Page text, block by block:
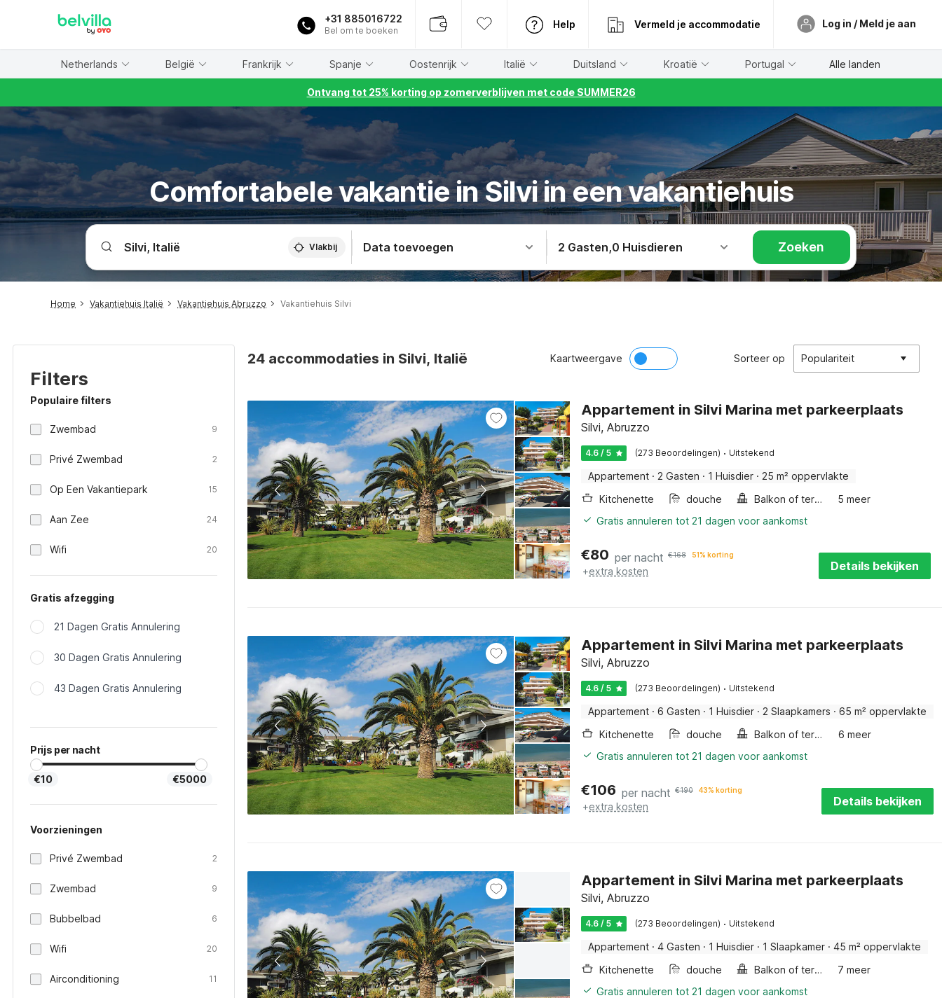
+31 885016722
Bel om te boeken
Help Vermeld je accommodatie Log in / Meld je aan
Netherlands België Frankrijk Spanje Oostenrijk Italië Duitsland Kroatië Portugal Alle landen
Ontvang tot 25% korting op zomerverblijven met code SUMMER26
Comfortabele vakantie in Silvi in een vakantiehuis
Vlakbij Data toevoegen 2 Gasten,0 Huisdieren Zoeken
Home Vakantiehuis Italië Vakantiehuis Abruzzo Vakantiehuis Silvi
Filters
Populaire filters
Zwembad 9
Privé Zwembad 2
Op Een Vakantiepark 15
Aan Zee 24
Wifi 20
Gratis afzegging
21 Dagen Gratis Annulering
30 Dagen Gratis Annulering
43 Dagen Gratis Annulering
Prijs per nacht
€10 €5000
Voorzieningen
Privé Zwembad 2
Zwembad 9
Bubbelbad 6
Wifi 20
Airconditioning 11
24 accommodaties in Silvi, Italië Kaartweergave Sorteer op Populariteit
Appartement in Silvi Marina met parkeerplaats
Silvi, Abruzzo
4.6 / 5 (273 Beoordelingen) · Uitstekend
Appartement · 2 Gasten · 1 Huisdier · 25 m² oppervlakte
Kitchenette
douche Balkon of terras
5 meer
Gratis annuleren tot 21 dagen voor aankomst
€80 per nacht €168 51% korting
+extra kosten Details bekijken
Appartement in Silvi Marina met parkeerplaats
Silvi, Abruzzo
4.6 / 5 (273 Beoordelingen) · Uitstekend
Appartement · 6 Gasten · 1 Huisdier · 2 Slaapkamers · 65 m² oppervlakte
Kitchenette
douche Balkon of terras
6 meer
Gratis annuleren tot 21 dagen voor aankomst
€106 per nacht €190 43% korting
+extra kosten Details bekijken
Appartement in Silvi Marina met parkeerplaats
Silvi, Abruzzo
4.6 / 5 (273 Beoordelingen) · Uitstekend
Appartement · 4 Gasten · 1 Huisdier · 1 Slaapkamer · 45 m² oppervlakte
Kitchenette
douche Balkon of terras
7 meer
Gratis annuleren tot 21 dagen voor aankomst